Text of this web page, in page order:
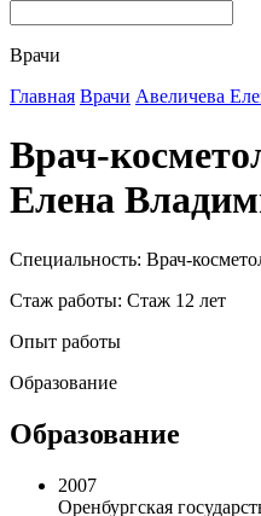
Врачи
Главная Врачи Авеличева
Врач-
Елена
Специальность: Врач-
Стаж работы: Стаж 12 лет
Опыт работы
Образование
Образование
2007
Оренбургская